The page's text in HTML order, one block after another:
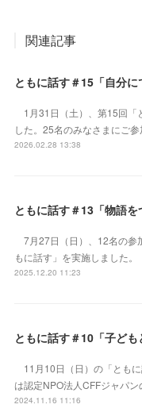
関連記事
ともに話す＃15「自分に
1月31日（土）、第15回「
した。25名のみなさまにご
2026.02.28 13:38
ともに話す＃13「物語を
7月27日（日）、12名の参
もに話す」を実施しました。
2025.12.20 11:23
ともに話す＃10「子ども
11月10日（日）の「とも
は認定NPO法人CFFジャパ
2024.11.16 11:16